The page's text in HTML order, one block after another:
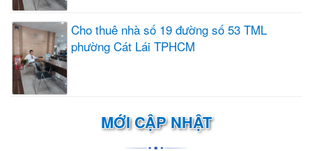
Cho thuê nhà số 19 đường số 53 TML
phường Cát Lái TPHCM
MỚI CẬP NHẬT